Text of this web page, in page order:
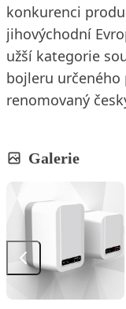
konkurenci
jihovýchodní
užší kategorie
bojleru
renomovaný
Galerie